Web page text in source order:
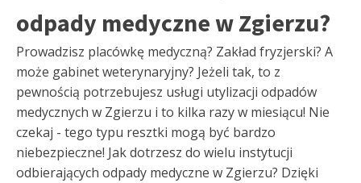
odpady medyczne w Zgierzu?
Prowadzisz placówkę medyczną? Zakład fryzjerski? A
może gabinet weterynaryjny? Jeżeli tak, to z
pewnością potrzebujesz usługi utylizacji odpadów
medycznych w Zgierzu i to kilka razy w miesiącu! Nie
czekaj - tego typu resztki mogą być bardzo
niebezpieczne! Jak dotrzesz do wielu instytucji
odbierających odpady medyczne w Zgierzu? Dzięki